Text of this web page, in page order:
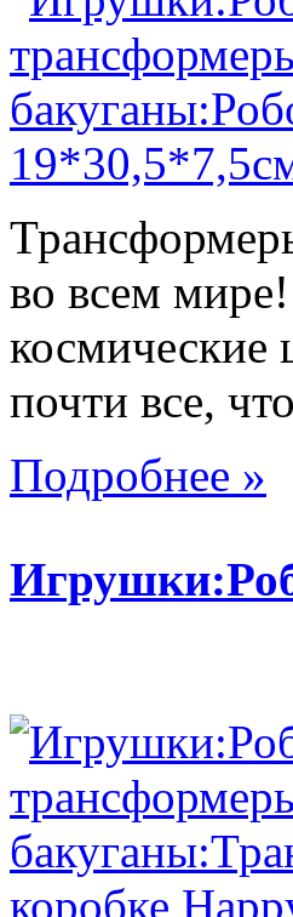
во всем
почти все,
Подробнее »